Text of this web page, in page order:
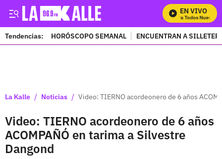
EN VIVO
Mira Todos Nuestros
Tendencias: HORÓSCOPO SEMANAL ENCUENTRAN A
La Kalle / Noticias / Video: TIERNO acordeonero de 6 años
Video: TIERNO acordeonero de 6 años
ACOMPAÑÓ en tarima a Silvestre
Dangond